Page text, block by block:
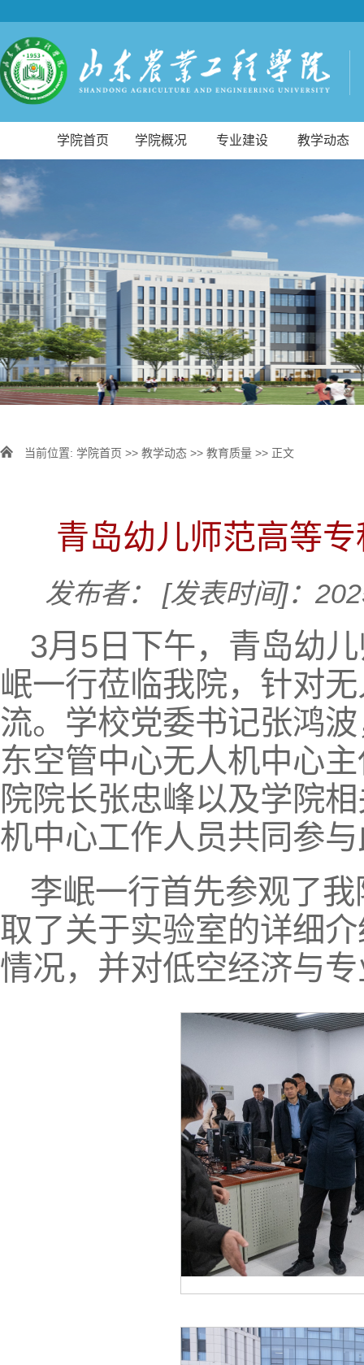
学院首页 学院概况 专业建设 教学动态
当前位置: 学院首页 >> 教学动态 >> 教育质量 >> 正文
青岛幼儿师范高等
发布者： [发表时间]：
3月5日下午，青岛幼
岷一行莅临我院，针对
流。学校党委书记张鸿
东空管中心无人机中心
院院长张忠峰以及学院
机中心工作人员共同参
李岷一行首先参观了
取了关于实验室的详细
情况，并对低空经济与